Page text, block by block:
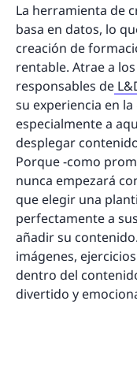
La herramienta de
basa en datos, lo
creación de
rentable. Atrae a
responsables de
su experiencia en
especialmente a
desplegar
Porque -como
nunca empezará
que elegir una
perfectamente a
añadir su
imágenes,
dentro del
divertido y